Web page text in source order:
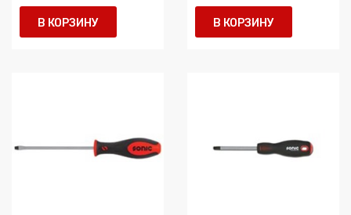
В КОРЗИНУ В КОРЗИНУ